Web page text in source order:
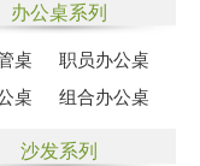
办公桌系列
桌
职员办公桌
桌
组合办公桌
沙发系列